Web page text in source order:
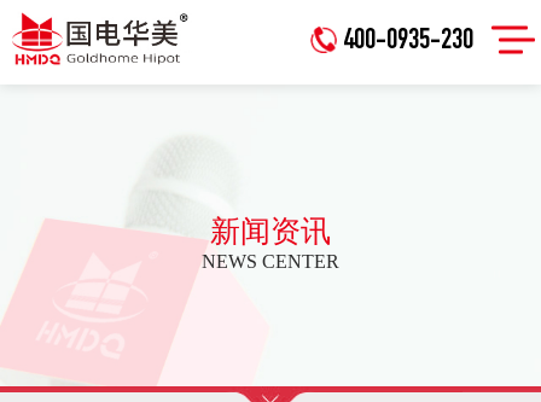
400-0935-230
新闻资讯
NEWS CENTER